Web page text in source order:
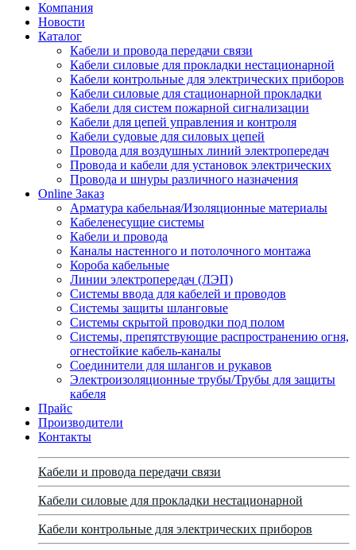
Компания
Новости
Каталог
Кабели и провода передачи связи
Кабели силовые для прокладки нестационарной
Кабели контрольные для электрических приборов
Кабели силовые для стационарной прокладки
Кабели для систем пожарной сигнализации
Кабели для цепей управления и контроля
Кабели судовые для силовых цепей
Провода для воздушных линий электропередач
Провода и кабели для установок электрических
Провода и шнуры различного назначения
Online Заказ
Арматура кабельная/Изоляционные материалы
Кабеленесущие системы
Кабели и провода
Каналы настенного и потолочного монтажа
Короба кабельные
Линии электропередач (ЛЭП)
Системы ввода для кабелей и проводов
Системы защиты шланговые
Системы скрытой проводки под полом
Системы, препятствующие распространению огня,
огнестойкие кабель-каналы
Соединители для шлангов и рукавов
Электроизоляционные трубы/Трубы для защиты
кабеля
Прайс
Производители
Контакты
Кабели и провода передачи связи
Кабели силовые для прокладки нестационарной
Кабели контрольные для электрических приборов